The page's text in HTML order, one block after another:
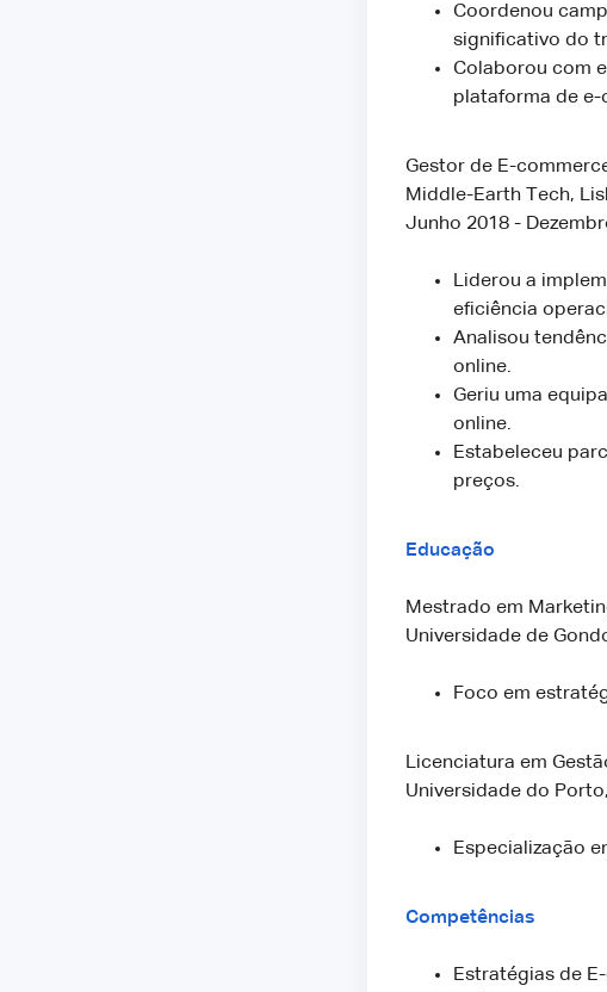
Coordenou
significativo do
Colaborou com
plataforma de e-
Gestor de E-
Middle-Earth Tech,
Junho 2018 -
Liderou a
eficiência
Analisou
online.
Geriu uma
online.
Estabeleceu
preços.
Educação
Mestrado em
Universidade de
Foco em
Licenciatura em
Universidade do
Especialização
Competências
Estratégias de